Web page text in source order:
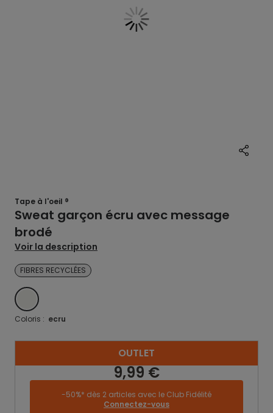
Tape à l'oeil ®
Sweat garçon écru avec message
brodé
Voir la description
FIBRES RECYCLÉES
ECRU
Coloris : ecru
OUTLET
9,99 €
-50%* dès 2 articles avec le Club Fidélité
Connectez-vous